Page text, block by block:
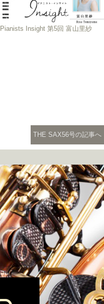
Pianists Insight 第5回 富山里紗
THE SAX56号の記事へ